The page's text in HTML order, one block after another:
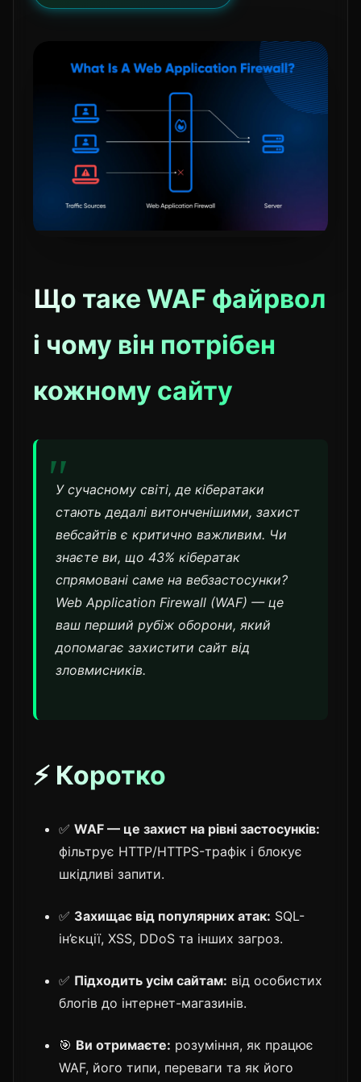
Що таке WAF файрвол
і чому він потрібен
кожному сайту
У сучасному світі, де кібератаки
стають дедалі витонченішими, захист
вебсайтів є критично важливим. Чи
знаєте ви, що 43% кібератак
спрямовані саме на вебзастосунки?
Web Application Firewall (WAF) — це
ваш перший рубіж оборони, який
допомагає захистити сайт від
зловмисників.
⚡ Коротко
✅ WAF — це захист на рівні застосунків:
фільтрує HTTP/HTTPS-трафік і блокує
шкідливі запити.
✅ Захищає від популярних атак: SQL-
ін’єкції, XSS, DDoS та інших загроз.
✅ Підходить усім сайтам: від особистих
блогів до інтернет-магазинів.
🎯 Ви отримаєте: розуміння, як працює
WAF, його типи, переваги та як його